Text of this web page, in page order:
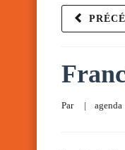
Par | agenda